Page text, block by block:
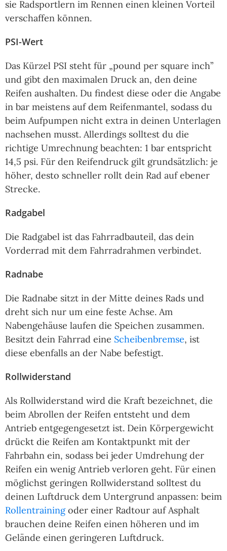
sie Radsportlern im Rennen einen kleinen Vorteil
verschaffen können.
PSI-Wert
Das Kürzel PSI steht für „pound per square inch”
und gibt den maximalen Druck an, den deine
Reifen aushalten. Du findest diese oder die Angabe
in bar meistens auf dem Reifenmantel, sodass du
beim Aufpumpen nicht extra in deinen Unterlagen
nachsehen musst. Allerdings solltest du die
richtige Umrechnung beachten: 1 bar entspricht
14,5 psi. Für den Reifendruck gilt grundsätzlich: je
höher, desto schneller rollt dein Rad auf ebener
Strecke.
Radgabel
Die Radgabel ist das Fahrradbauteil, das dein
Vorderrad mit dem Fahrradrahmen verbindet.
Radnabe
Die Radnabe sitzt in der Mitte deines Rads und
dreht sich nur um eine feste Achse. Am
Nabengehäuse laufen die Speichen zusammen.
Besitzt dein Fahrrad eine Scheibenbremse, ist
diese ebenfalls an der Nabe befestigt.
Rollwiderstand
Als Rollwiderstand wird die Kraft bezeichnet, die
beim Abrollen der Reifen entsteht und dem
Antrieb entgegengesetzt ist. Dein Körpergewicht
drückt die Reifen am Kontaktpunkt mit der
Fahrbahn ein, sodass bei jeder Umdrehung der
Reifen ein wenig Antrieb verloren geht. Für einen
möglichst geringen Rollwiderstand solltest du
deinen Luftdruck dem Untergrund anpassen: beim
Rollentrainingoder einer Radtour auf Asphalt
brauchen deine Reifen einen höheren und im
Gelände einen geringeren Luftdruck.